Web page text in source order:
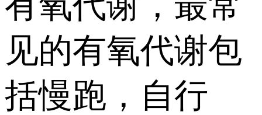
见的有氧代谢包
括慢跑，自行